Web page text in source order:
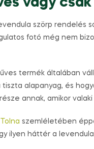
szörp rendelés
fotó még nem
termék általában
tiszta alapanyag, és
annak, amikor
szemléletében
ilyen háttér a